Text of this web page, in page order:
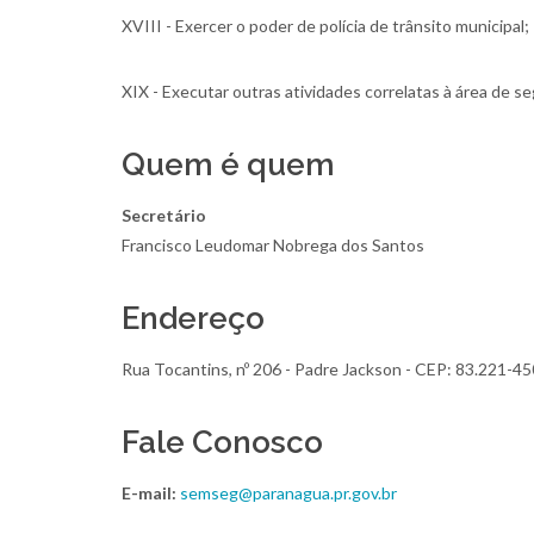
XVIII - Exercer o poder de polícia de trânsito municipal;
XIX - Executar outras atividades correlatas à área de
Quem é quem
Secretário
Francisco Leudomar Nobrega dos Santos
Endereço
Rua Tocantins, nº 206 - Padre Jackson - CEP: 83.221-
Fale Conosco
E-mail: semseg@paranagua.pr.gov.br